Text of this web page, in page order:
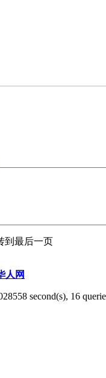
到最后一页
人网
second(s), 16